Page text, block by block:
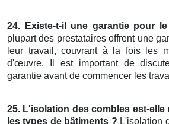
24. Existe-t-il une garantie pour
plupart des prestataires offrent une
leur travail, couvrant à la fois les
d'œuvre. Il est important de
garantie avant de commencer les
25. L'isolation des combles est-elle
les types de bâtiments ? L'isolation